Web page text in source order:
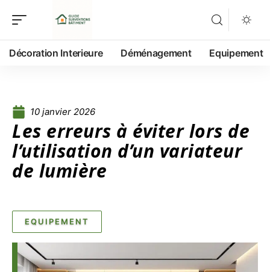
Décoration Interieure Déménagement Equipement
10 janvier 2026
Les erreurs à éviter lors de
l’utilisation d’un variateur
de lumière
EQUIPEMENT